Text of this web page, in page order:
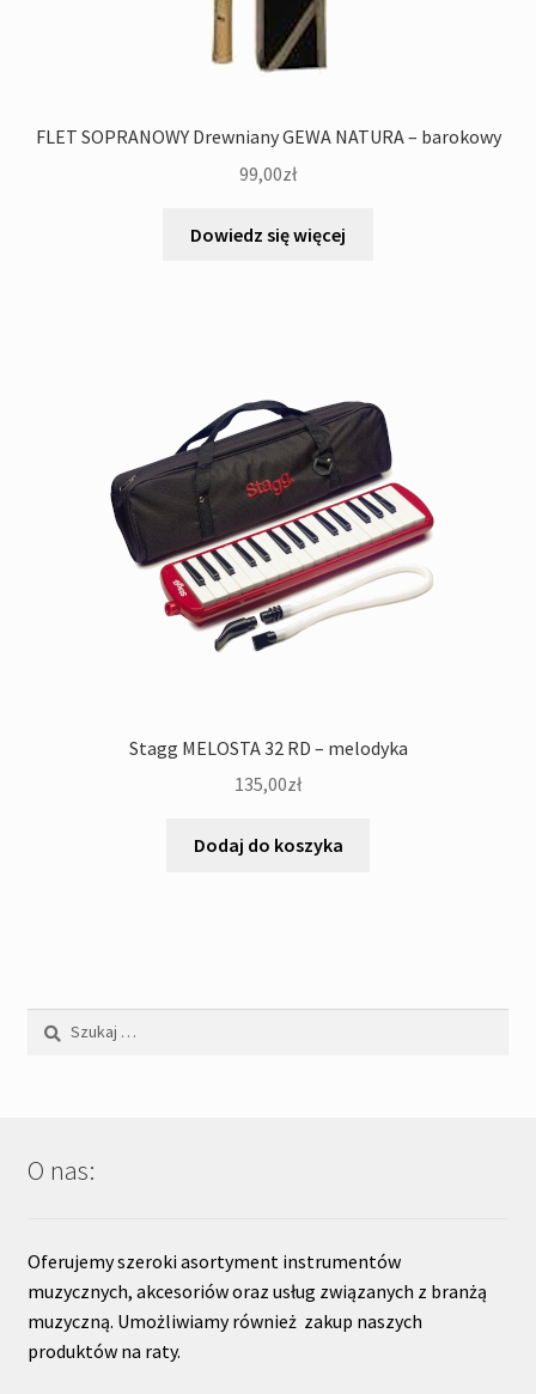
FLET SOPRANOWY Drewniany GEWA NATURA – barokowy
99,00zł
Dowiedz się więcej
Stagg MELOSTA 32 RD – melodyka
135,00zł
Dodaj do koszyka
Szukaj:
O nas:
Oferujemy szeroki asortyment instrumentów
muzycznych, akcesoriów oraz usług związanych z branżą
muzyczną. Umożliwiamy również zakup naszych
produktów na raty.